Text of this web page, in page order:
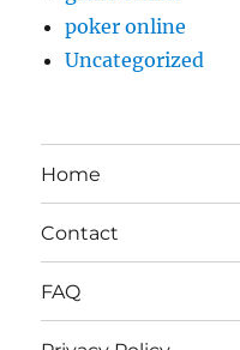
poker online
Uncategorized
Home
Contact
FAQ